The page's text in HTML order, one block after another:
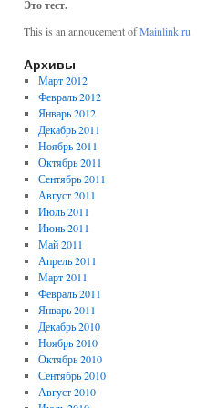
Это тест.
This is an annoucement ofMainlink.ru
Архивы
Март 2012
Февраль 2012
Январь 2012
Декабрь 2011
Ноябрь 2011
Октябрь 2011
Сентябрь 2011
Август 2011
Июль 2011
Июнь 2011
Май 2011
Апрель 2011
Март 2011
Февраль 2011
Январь 2011
Декабрь 2010
Ноябрь 2010
Октябрь 2010
Сентябрь 2010
Август 2010